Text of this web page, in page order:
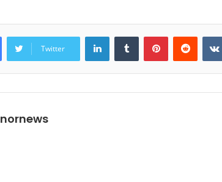
Twitter
LinkedInTumblr PinterestReddit
nornews